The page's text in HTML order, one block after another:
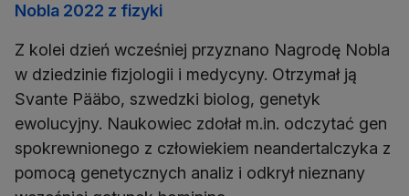
Nobla 2022 z fizyki
Z kolei dzień wcześniej przyznano Nagrodę Nobla
w dziedzinie fizjologii i medycyny. Otrzymał ją
Svante Pääbo, szwedzki biolog, genetyk
ewolucyjny. Naukowiec zdołał m.in. odczytać gen
spokrewnionego z człowiekiem neandertalczyka z
pomocą genetycznych analiz i odkrył nieznany